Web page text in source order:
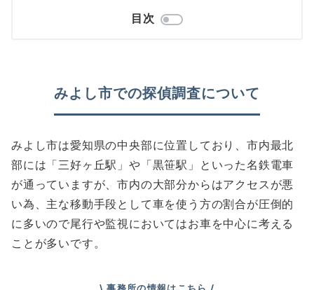
目次
みよし市での探偵調査について
みよし市は愛知県の中央部に位置しており、市内最北
部には「三好ヶ丘駅」や「黒笹駅」といった名鉄電車
が通っていますが、市内の大部分からはアクセスが悪
い為、主な移動手段として車を使う方の割合が圧倒的
に多いので尾行や監視においてはお車を中心に考える
ことが多いです。
\ 事務所の情報はこちら /